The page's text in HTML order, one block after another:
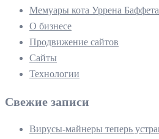
Мемуары кота Уррена Баффета
О бизнесе
Продвижение сайтов
Сайты
Технологии
Свежие записи
Вирусы-майнеры теперь